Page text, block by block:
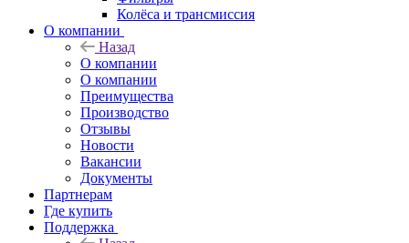
Колёса и трансмиссия
О компании
Назад
О компании
О компании
Преимущества
Производство
Отзывы
Новости
Вакансии
Документы
Партнерам
Где купить
Поддержка